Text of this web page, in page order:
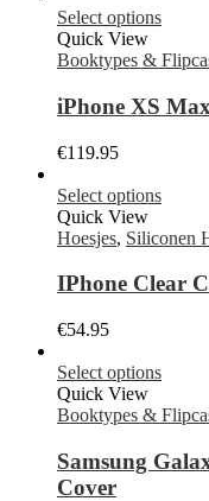
Select options
Quick View
Booktypes &
iPhone XS
€119.95
Select options
Quick View
Hoesjes, Siliconen
IPhone Clear
€54.95
Select options
Quick View
Booktypes &
Samsung
Cover